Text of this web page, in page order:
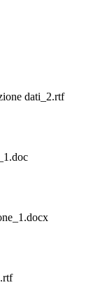
dati_2.rtf